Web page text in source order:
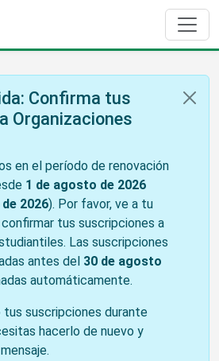
Confirma tus
Organizaciones
en el período de renovación
1 de agosto de 2026
2026). Por favor, ve a tu
confirmar tus suscripciones a
Las suscripciones
antes del 30 de agosto
automáticamente.
tus suscripciones durante
hacerlo de nuevo y